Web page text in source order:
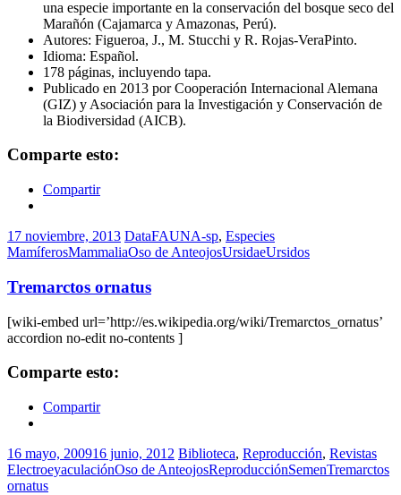
una especie importante en la conservación del bosque seco del
Marañón (Cajamarca y Amazonas, Perú).
Autores: Figueroa, J., M. Stucchi y R. Rojas-VeraPinto.
Idioma: Español.
178 páginas, incluyendo tapa.
Publicado en 2013 por Cooperación Internacional Alemana
(GIZ) y Asociación para la Investigación y Conservación de
la Biodiversidad (AICB).
Comparte esto:
Compartir
17 noviembre, 2013 DataFAUNA-sp, Especies
MamíferosMammaliaOso de AnteojosUrsidaeUrsidos
Tremarctos ornatus
[wiki-embed url=’http://es.wikipedia.org/wiki/Tremarctos_ornatus’
accordion no-edit no-contents ]
Comparte esto:
Compartir
16 mayo, 200916 junio, 2012 Biblioteca, Reproducción, Revistas
ElectroeyaculaciónOso de AnteojosReproducciónSemenTremarctos
ornatus